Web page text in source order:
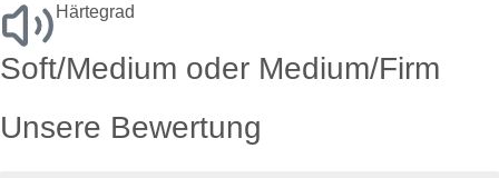
Härtegrad
Soft/Medium oder Medium/Firm
Unsere Bewertung